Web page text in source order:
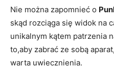
Nie można zapomnieć o
skąd rozciąga się widok na
unikalnym kątem patrzenia
to,aby zabrać‍ ze sobą
warta uwiecznienia.